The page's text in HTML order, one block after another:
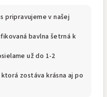
pripravujeme v našej
bavlna šetrná k
už do 1-2
zostáva krásna aj po